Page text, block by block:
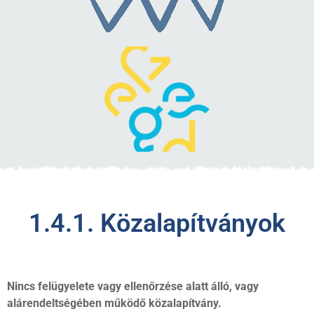
1.4.1. Közalapítványok
Nincs felügyelete vagy ellenőrzése alatt álló, vagy
alárendeltségében működő közalapítvány.